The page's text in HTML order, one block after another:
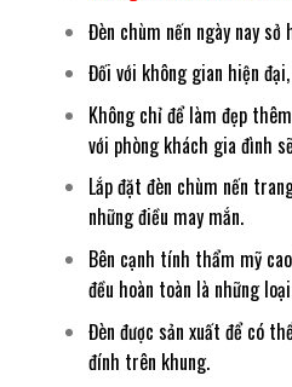
Đèn chùm nến ngày nay
Đối với không gian hiện
Không chỉ để làm đẹp
với phòng khách gia đình
Lắp đặt đèn chùm nến
những điều may mắn.
Bên cạnh tính thẩm mỹ
đều hoàn toàn là những
Đèn được sản xuất để có
đính trên khung.